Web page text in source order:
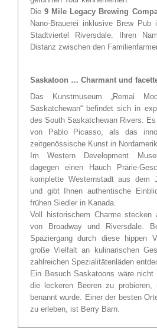
Die9 Mile Legacy Brewing
Nano-Brauerei inklusive Brew Pub
Stadtviertel Riversdale. Ihren
Distanz zwischen den
Saskatoon … Charmant und
Das Kunstmuseum „Remai
Saskatchewan“ befindet sich in
des South Saskatchewan Rivers.
von Pablo Picasso, als das
zeitgenössische Kunst in
Im Western Development
dagegen einen Hauch Prärie-
komplette Westernstadt aus dem
und gibt Ihnen authentische
frühen Siedler in Kanada.
Voll historischem Charme stecken
von Broadway und Riversdale.
Spaziergang durch diese hippen
große Vielfalt an kulinarischen
zahlreichen Spezialitätenläden
Ein Besuch Saskatoons wäre nicht
die leckeren Beeren zu
benannt wurde. Einer der besten
zu erleben, ist Berry Barn.